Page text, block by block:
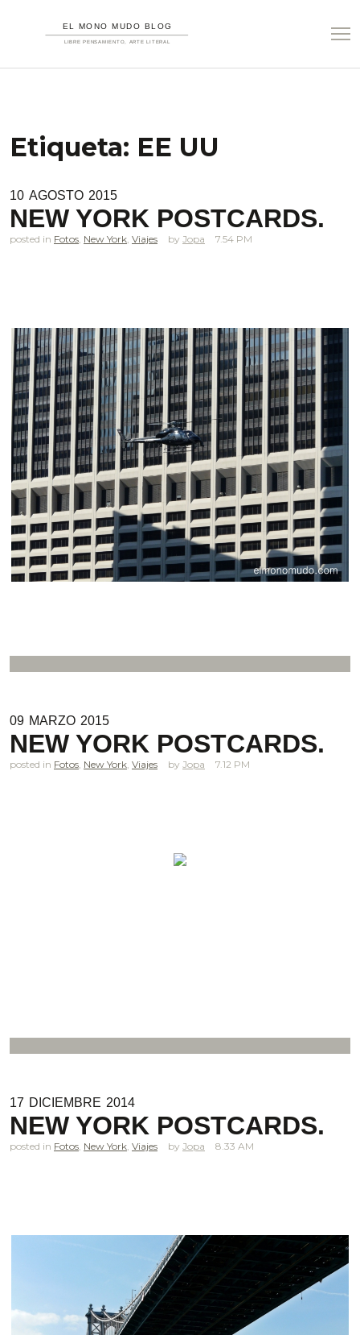
Etiqueta: EE UU
10 AGOSTO 2015
NEW YORK POSTCARDS.
posted in Fotos New York Viajes Jopa 7.54 PM
09 MARZO 2015
NEW YORK POSTCARDS.
posted in Fotos, New York, Viajes Jopa 7.12 PM
17 DICIEMBRE 2014
NEW YORK POSTCARDS.
posted in Fotos, New York, Viajes Jopa 8.33 AM